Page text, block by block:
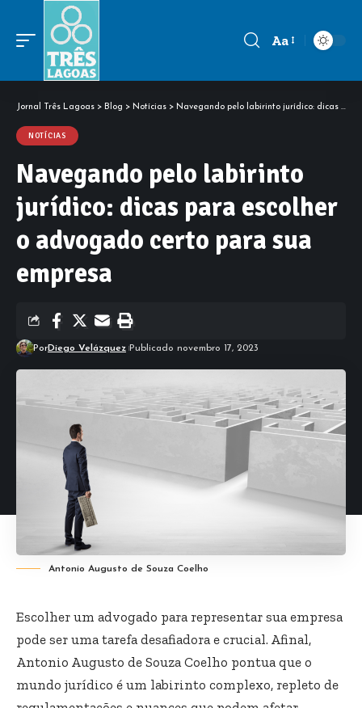
Font
Aa
Jornal Três Lagoas > Blog > Notícias > Navegando pelo labirinto jurídico: dicas para escolher o advogado certo para sua empresa
NOTÍCIAS
Navegando pelo labirinto
jurídico: dicas para escolher
o advogado certo para sua
empresa
PorDiego Velázquez Publicado novembro 17, 2023
Antonio Augusto de Souza Coelho
Escolher um advogado para representar sua empresa
pode ser uma tarefa desafiadora e crucial. Afinal,
Antonio Augusto de Souza Coelho pontua que o
mundo jurídico é um labirinto complexo, repleto de